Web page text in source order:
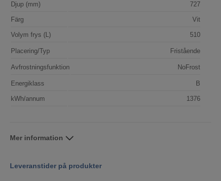
Djup (mm) 727
Färg Vit
Volym frys (L) 510
Placering/Typ Fristående
Avfrostningsfunktion NoFrost
Energiklass B
kWh/annum 1376
Mer information
Leveranstider på produkter